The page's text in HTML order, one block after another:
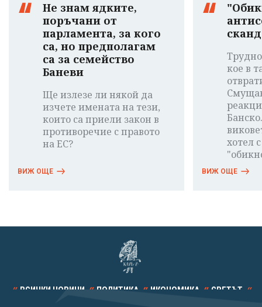
Не знам ядките,
поръчани от
парламента, за кого
са, но предполагам
са за семейство
Баневи
Ще излезе ли някой да
изчете имената на тези,
които са приели закон в
противоречие с правото
на ЕС?
ВИЖ ОЩЕ
кое в
хотел
ВИЖ ОЩЕ
ВСИЧКИ НОВИНИ ПОЛИТИКА ИКОНОМИКА СВЕТЪТ